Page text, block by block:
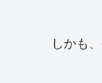
しかも